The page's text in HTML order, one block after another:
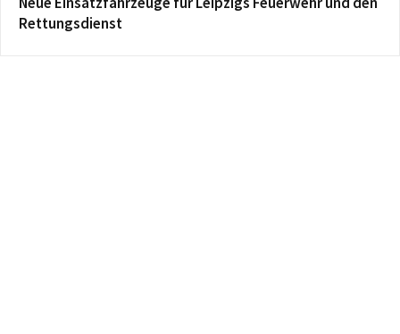
Rettungsdienst